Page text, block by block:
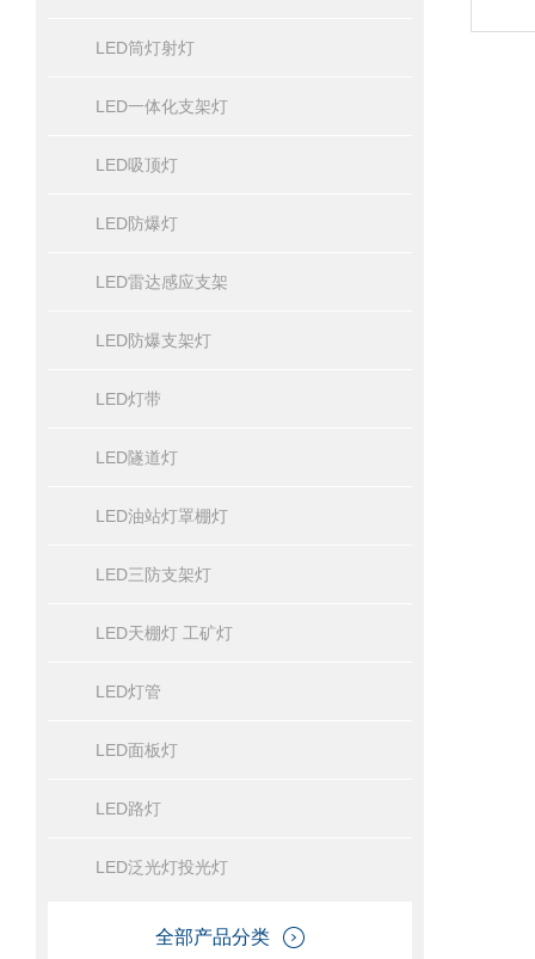
LED筒灯射灯
LED一体化支架灯
LED吸顶灯
LED防爆灯
LED雷达感应支架
LED防爆支架灯
LED灯带
LED隧道灯
LED油站灯罩棚灯
LED三防支架灯
LED天棚灯 工矿灯
LED灯管
LED面板灯
LED路灯
LED泛光灯投光灯
全部产品分类